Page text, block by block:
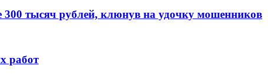
300 тысяч рублей, клюнув на удочку мошенников
работ